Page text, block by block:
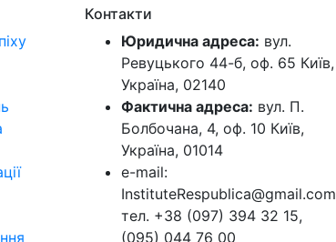
Контакти
Юридична адреса: вул.
Ревуцького 44-б, оф. 65 Київ,
Україна, 02140
Фактична адреса: вул. П.
Болбочана, 4, оф. 10 Київ,
Україна, 01014
e-mail:
InstituteRespublica@gmail.com
тел. +38 (097) 394 32 15,
(095) 044 76 00